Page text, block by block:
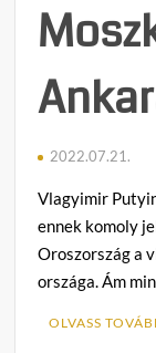
2022.07.21.
Vlagyimir
ennek komoly
Oroszország a
országa. Ám
OLVASS